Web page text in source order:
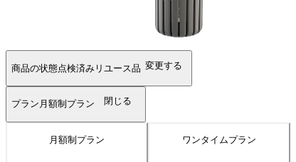
商品の状態点検済みリユース品 変更する
プラン 月額制プラン 閉じる
月額制プラン ワンタイムプラン